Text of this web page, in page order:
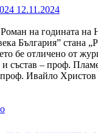
12.11.2024
на годината на
България” стана
бе отличено от
състав – проф.
Ивайло Христов